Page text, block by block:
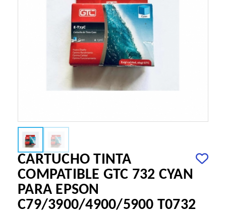
CARTUCHO TINTA
COMPATIBLE GTC 732 CYAN
PARA EPSON
C79/3900/4900/5900 T0732